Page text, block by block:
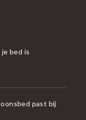
bed is
past bij